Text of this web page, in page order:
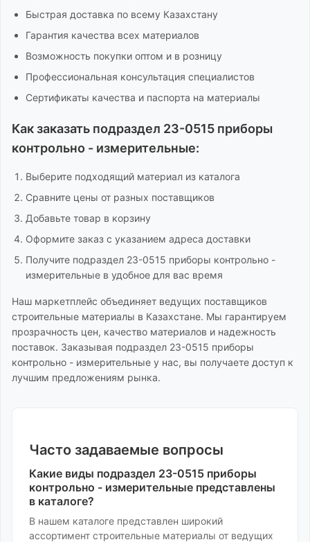
Быстрая доставка по всему Казахстану
Гарантия качества всех материалов
Возможность покупки оптом и в розницу
Профессиональная консультация специалистов
Сертификаты качества и паспорта на материалы
Как заказать подраздел 23-0515 приборы
контрольно - измерительные:
Выберите подходящий материал из каталога
Сравните цены от разных поставщиков
Добавьте товар в корзину
Оформите заказ с указанием адреса доставки
Получите подраздел 23-0515 приборы контрольно -
измерительные в удобное для вас время
Наш маркетплейс объединяет ведущих поставщиков
строительные материалы в Казахстане. Мы гарантируем
прозрачность цен, качество материалов и надежность
поставок. Заказывая подраздел 23-0515 приборы
контрольно - измерительные у нас, вы получаете доступ к
лучшим предложениям рынка.
Часто задаваемые вопросы
Какие виды подраздел 23-0515 приборы
контрольно - измерительные представлены
в каталоге?
В нашем каталоге представлен широкий
ассортимент строительные материалы от ведущих